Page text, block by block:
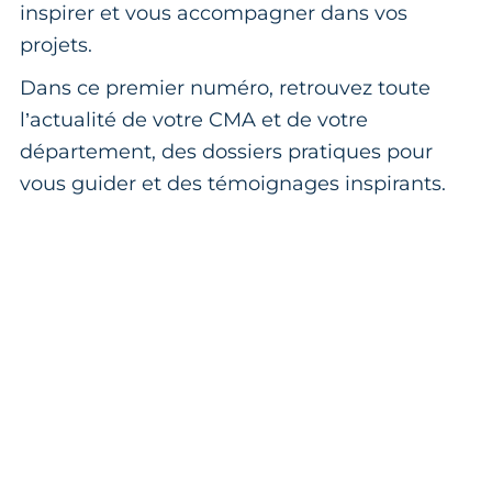
inspirer et vous accompagner dans vos
projets.
Dans ce premier numéro, retrouvez toute
l’actualité de votre CMA et de votre
département, des dossiers pratiques pour
vous guider et des témoignages inspirants.